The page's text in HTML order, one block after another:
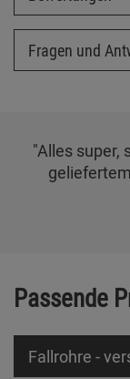
Fragen und
"Alles super,
Passende
Fallrohre -